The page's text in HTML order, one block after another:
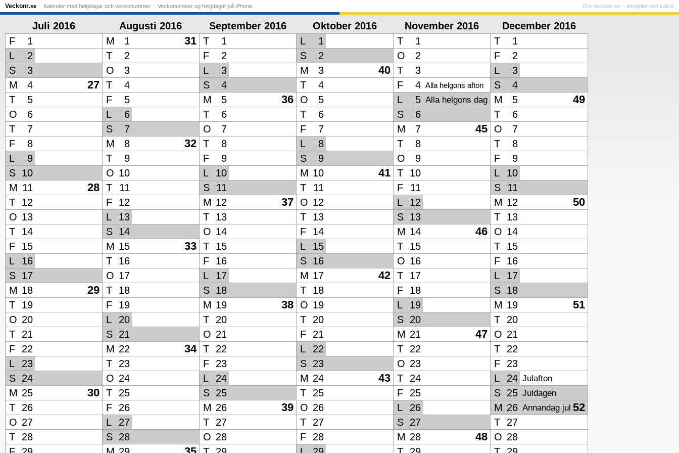
Veckonr.se Kalender med helgdagar och veckonummer Veckonummer og helgdagar på iPhone Om Veckonr.se Integritet och kakor
Juli 2016 Augusti 2016 September 2016 Oktober 2016 November 2016
December 2016
F
1 M 1 31 T 1 L 1 T 1 T
1
L
2 T 2 F 2 S 2 O 2 F
2
S
3 O 3 L 3 M 3 40 T 3 L
3
M
4 27 T 4 S 4 T 4 F 4 Alla helgons afton S
4
T
5 F 5 M 5 36 O 5 L 5 Alla helgons dag M 5 49
O 6 L 6 T 6 T 6 S 6 T
6
T
7 S 7 O 7 F 7 M 7 45 O
7
F
8 M 8 32 T 8 L 8 T 8 T
8
L
9 T 9 F 9 S 9 O 9 F
9
S
10 O 10 L 10 M 10 41 T 10 L
10
M 11 28 T 11 S 11 T 11 F 11 S
11
T
12 F 12 M 12 37 O 12 L 12 M 12 50
O 13 L 13 T 13 T 13 S 13 T
13
T
14 S 14 O 14 F 14 M 14 46 O 14
F
15 M 15 33 T 15 L 15 T 15 T
15
L
16 T 16 F 16 S 16 O 16 F
16
S
17 O 17 L 17 M 17 42 T 17 L
17
M 18 29 T 18 S 18 T 18 F 18 S
18
T
19 F 19 M 19 38 O 19 L 19 M 19 51
O 20 L 20 T 20 T 20 S 20 T
20
T
21 S 21 O 21 F 21 M 21 47 O 21
F
22 M 22 34 T 22 L 22 T 22 T
22
L
23 T 23 F 23 S 23 O 23 F
23
S
24 O 24 L 24 M 24 43 T 24 L 24 Julafton
M 25 30 T 25 S 25 T 25 F 25 S 25 Juldagen
T 26 F 26 M 26 39 O 26 L 26 M 26 52
Annandag jul
O 27 L 27 T 27 T 27 S 27 T
27
T
28 S 28 O 28 F 28 M 28 48 O 28